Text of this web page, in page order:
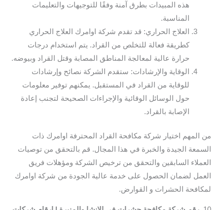
هذه المبيدات بطرق آمنة وفقًا للتوجيهات والتعليمات
المناسبة.
العلاج الحراري: قد تقدم شركة اوامرك العلاج الحراري
كطريقة فعالة للتخلص من القراد. يتم استخدام درجات
حرارة عالية لمعالجة المناطق المصابة وقتل القراد وبيوضه.
الوقاية والإرشادات: ستقدم الشركة نصائح وإرشادات
للوقاية من القراد في المستقبل. يمكنهم توفير معلومات
حول الوسائل الوقائية والإجراءات الصحيحة لتجنب إعادة
الإصابة بالقراد.
من المهم اختيار شركة مكافحة القراد المحترفة اوامرك ذات
السمعة الجيدة والخبرة في هذا المجال. قم بالتحقق من توصيات
العملاء السابقين والتحقق من ترخيص الشركة ومؤهلات فريق
العمل لضمان الحصول على خدمة عالية الجودة من شركة اوامرك
لمكافحة الحشرات و القوارض.